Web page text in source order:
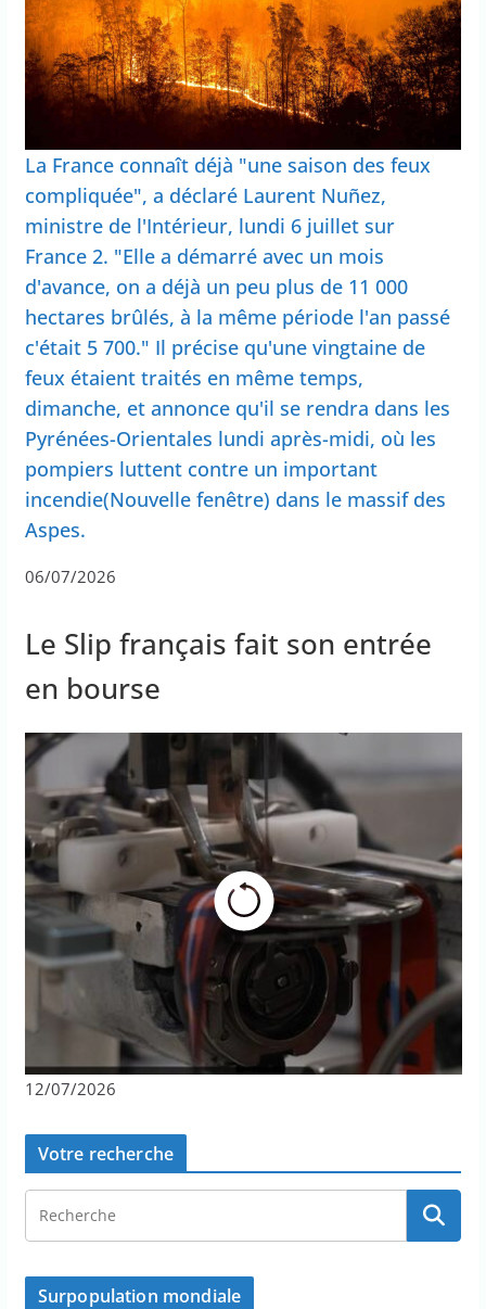
La France connaît déjà "une saison des feux
compliquée", a déclaré Laurent Nuñez,
ministre de l'Intérieur, lundi 6 juillet sur
France 2. "Elle a démarré avec un mois
d'avance, on a déjà un peu plus de 11 000
hectares brûlés, à la même période l'an passé
c'était 5 700." Il précise qu'une vingtaine de
feux étaient traités en même temps,
dimanche, et annonce qu'il se rendra dans les
Pyrénées-Orientales lundi après-midi, où les
pompiers luttent contre un important
incendie(Nouvelle fenêtre) dans le massif des
Aspes.
06/07/2026
Le Slip français fait son entrée
en bourse
12/07/2026
Votre recherche
Surpopulation mondiale